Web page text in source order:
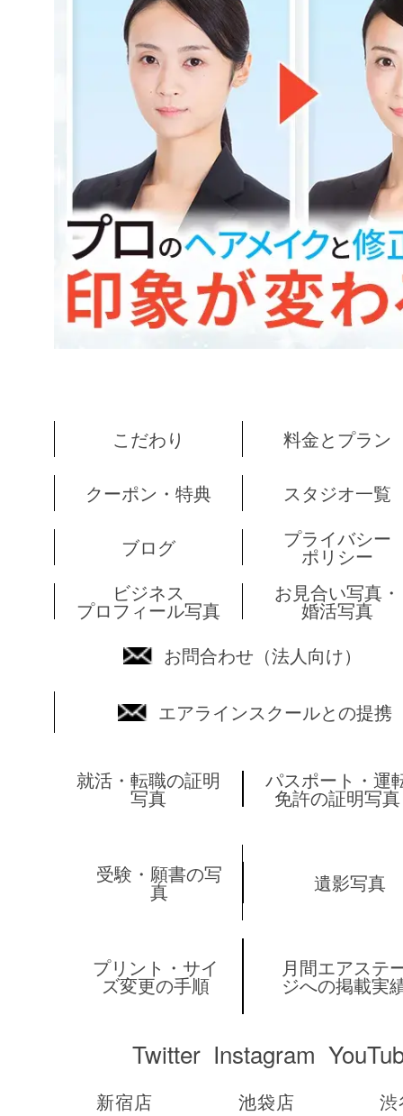
こだわり 料金とプラン
クーポン・特典 スタジオ一覧
ブログ プライバシー
ポリシー
ビジネス
プロフィール写真
お見合い写真・
婚活写真
お問合わせ（法人向け）
エアラインスクールとの提携
就活・転職の証明
写真
パスポート・運
免許の証明写真
受験・願書の写
真 遺影写真
プリント・サイ
ズ変更の手順
月間エアステ
ジへの掲載実
Twitter Instagram
新宿店 池袋店